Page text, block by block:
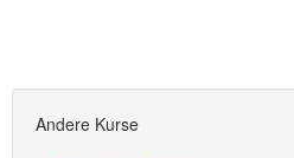
Andere Kurse